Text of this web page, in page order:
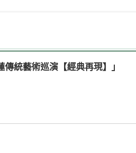
統藝術巡演【經典再現】」